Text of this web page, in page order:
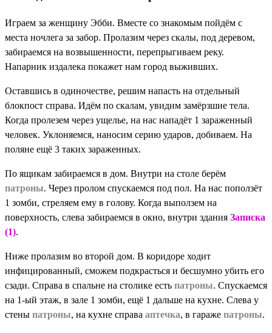
Играем за женщину Эбби. Вместе со знакомым пойдём с
места ночлега за забор. Пролазим через скалы, под деревом,
забираемся на возвышенности, перепрыгиваем реку.
Напарник издалека покажет нам город выживших.
Оставшись в одиночестве, решим напасть на отдельный
блокпост справа. Идём по скалам, увидим замёрзшие тела.
Когда пролезем через ущелье, на нас нападёт 1 зараженный
человек. Уклоняемся, наносим серию ударов, добиваем. На
поляне ещё 3 таких зараженных.
По ящикам забираемся в дом. Внутри на столе берём
патроны. Через пролом спускаемся под пол. На нас поползёт
1 зомби, стреляем ему в голову. Когда выползем на
поверхность, слева забираемся в окно, внутри здания Записка
(1).
Ниже пролазим во второй дом. В коридоре ходит
инфицированный, сможем подкрасться и бесшумно убить его
сзади. Справа в спальне на столике есть патроны. Спускаемся
на 1-ый этаж, в зале 1 зомби, ещё 1 дальше на кухне. Слева у
стены патроны, на кухне справа аптечка, в гараже патроны.